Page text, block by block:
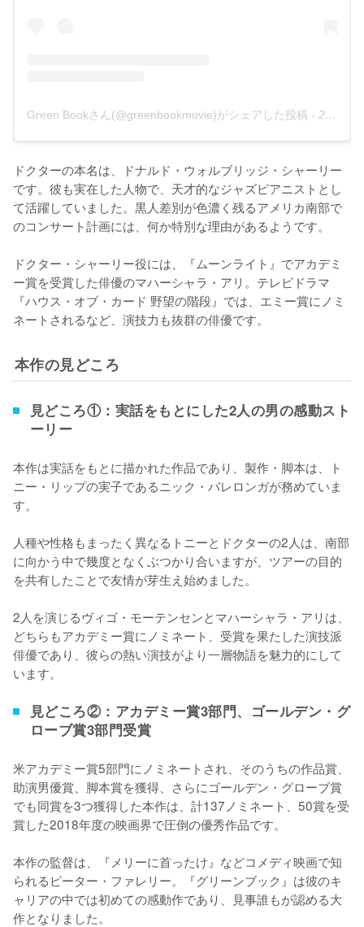
Green Bookさん(@greenbookmovie)がシェアした投稿 - 2019年 2月月12日午後2時49分PST
ドクターの本名は、ドナルド・ウォルブリッジ・シャーリー
です。彼も実在した人物で、天才的なジャズピアニストとし
て活躍していました。黒人差別が色濃く残るアメリカ南部で
のコンサート計画には、何か特別な理由があるようです。
ドクター・シャーリー役には、『ムーンライト』でアカデミ
ー賞を受賞した俳優のマハーシャラ・アリ。テレビドラマ
『ハウス・オブ・カード 野望の階段』では、エミー賞にノミ
ネートされるなど、演技力も抜群の俳優です。
本作の見どころ
見どころ①：実話をもとにした2人の男の感動スト
ーリー
本作は実話をもとに描かれた作品であり、製作・脚本は、ト
ニー・リップの実子であるニック・バレロンガが務めていま
す。
人種や性格もまったく異なるトニーとドクターの2人は、南部
に向かう中で幾度となくぶつかり合いますが、ツアーの目的
を共有したことで友情が芽生え始めました。
2人を演じるヴィゴ・モーテンセンとマハーシャラ・アリは、
どちらもアカデミー賞にノミネート、受賞を果たした演技派
俳優であり、彼らの熱い演技がより一層物語を魅力的にして
います。
見どころ②：アカデミー賞3部門、ゴールデン・グ
ローブ賞3部門受賞
米アカデミー賞5部門にノミネートされ、そのうちの作品賞、
助演男優賞、脚本賞を獲得、さらにゴールデン・グローブ賞
でも同賞を3つ獲得した本作は、計137ノミネート、50賞を受
賞した2018年度の映画界で圧倒の優秀作品です。
本作の監督は、『メリーに首ったけ』などコメディ映画で知
られるピーター・ファレリー。『グリーンブック』は彼のキ
ャリアの中では初めての感動作であり、見事誰もが認める大
作となりました。